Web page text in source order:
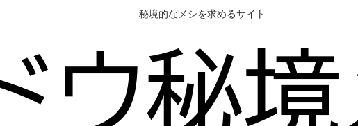
秘境的なメシを求めるサイト